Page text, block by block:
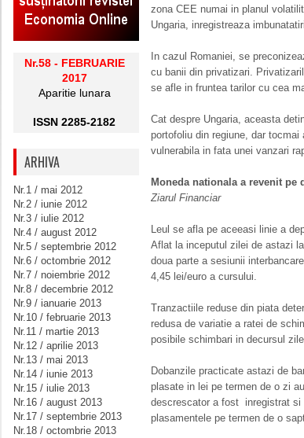
zona CEE numai in planul
Ungaria, inregistreaza
In cazul Romaniei, se
cu banii din privatizari.
se afle in fruntea tarilor cu cea
Cat despre Ungaria, aceasta
portofoliu din regiune, dar
vulnerabila in fata unei vanzari
Moneda nationala a revenit
Ziarul Financiar
Leul se afla pe aceeasi linie a
Aflat la inceputul zilei de astazi
doua parte a sesiunii
4,45 lei/euro a cursului.
Tranzactiile reduse din piata
redusa de variatie a ratei de
posibile schimbari in decursul
Dobanzile practicate astazi de
plasate in lei pe termen de o zi
descrescator a fost inregistrat si
plasamentele pe termen de o
Nr.58 - FEBRUARIE
2017
Aparitie lunara
ISSN 2285-2182
ARHIVA
Nr.1 / mai 2012
Nr.2 / iunie 2012
Nr.3 / iulie 2012
Nr.4 / august 2012
Nr.5 / septembrie 2012
Nr.6 / octombrie 2012
Nr.7 / noiembrie 2012
Nr.8 / decembrie 2012
Nr.9 / ianuarie 2013
Nr.10 / februarie 2013
Nr.11 / martie 2013
Nr.12 / aprilie 2013
Nr.13 / mai 2013
Nr.14 / iunie 2013
Nr.15 / iulie 2013
Nr.16 / august 2013
Nr.17 / septembrie 2013
Nr.18 / octombrie 2013